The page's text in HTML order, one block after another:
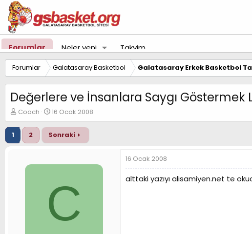
Forumlar Neler yeni Takvim
Forumlar Galatasaray Basketbol Galatasaray Erkek Basketbol
Değerlere ve İnsanlara Saygı Göstermek
K
o
n
u
y
Coach
B
a
ş
l
a
g
t
a
r
i
16 Ocak 2008
1 2 Sonraki
C
16 Ocak 2008
alttaki yazıyı alisamiyen.net te